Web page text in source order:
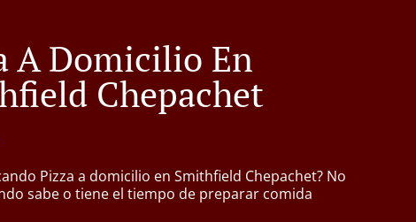
A Domicilio En
Chepachet
Pizza a domicilio en Smithfield Chepachet? No
sabe o tiene el tiempo de preparar comida